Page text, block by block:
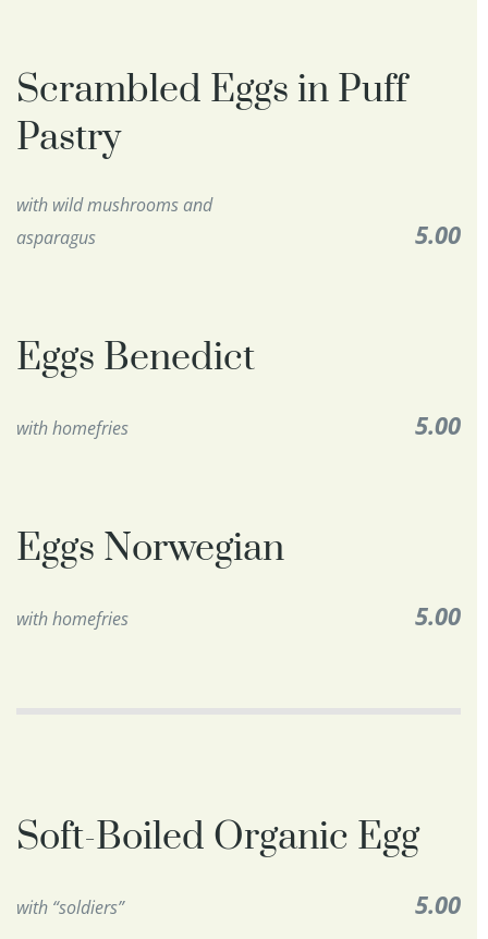
Scrambled Eggs in Puff
Pastry
with wild mushrooms and
asparagus
5.00
Eggs Benedict
with homefries 5.00
Eggs Norwegian
with homefries 5.00
Soft-Boiled Organic Egg
with “soldiers” 5.00